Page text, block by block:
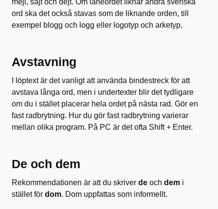
mejl, sajt och dejt. Om låneordet liknar andra svenska
ord ska det också stavas som de liknande orden, till
exempel blogg och logg eller logotyp och arketyp.
Avstavning
I löptext är det vanligt att använda bindestreck för att
avstava långa ord, men i undertexter blir det tydligare
om du i stället placerar hela ordet på nästa rad. Gör en
fast radbrytning. Hur du gör fast radbrytning varierar
mellan olika program. På PC är det ofta Shift + Enter.
De och dem
Rekommendationen är att du skriver de och dem i
stället för dom. Dom uppfattas som informellt.